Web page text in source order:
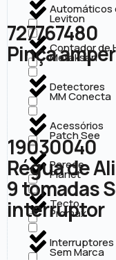
Automáticos
Contador de
Detectores
Acessórios
Parede
Tecto
Leviton
Metaksan
MM Conecta
Patch See
Planet
Promax
Sem Marca
727767480
Pinça
19030040
Régua de
9 tomadas
interruptor